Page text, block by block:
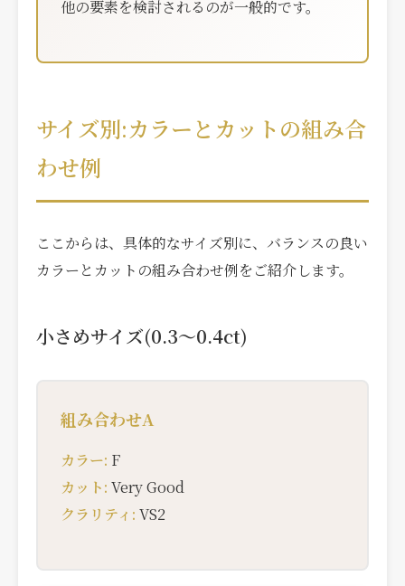
他の要素を検討されるのが一般的です。
サイズ別:カラーとカットの組み合
わせ例
ここからは、具体的なサイズ別に、バランスの良い
カラーとカットの組み合わせ例をご紹介します。
小さめサイズ(0.3〜0.4ct)
組み合わせA
カラー: F
カット: Very Good
クラリティ: VS2